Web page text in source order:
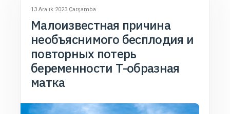
13 Aralık 2023 Çarşamba
Малоизвестная причина
необъяснимого бесплодия и
повторных потерь
беременности Т-образная
матка